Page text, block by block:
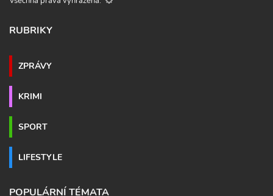
RUBRIKY
ZPRÁVY
KRIMI
SPORT
LIFESTYLE
POPULÁRNÍ TÉMATA